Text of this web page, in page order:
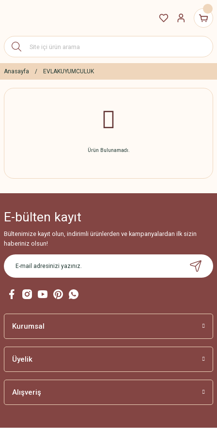
Anasayfa EVLAKUYUMCULUK
Ürün Bulunamadı.
E-bülten kayıt
Bültenimize kayıt olun, indirimli ürünlerden ve kampanyalardan ilk sizin
haberiniz olsun!
Kurumsal
Üyelik
Alışveriş